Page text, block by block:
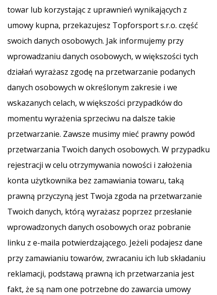
towar lub korzystając z uprawnień wynikających z
umowy kupna, przekazujesz Topforsport s.r.o. część
swoich danych osobowych. Jak informujemy przy
wprowadzaniu danych osobowych, w większości tych
działań wyrażasz zgodę na przetwarzanie podanych
danych osobowych w określonym zakresie i we
wskazanych celach, w większości przypadków do
momentu wyrażenia sprzeciwu na dalsze takie
przetwarzanie. Zawsze musimy mieć prawny powód
przetwarzania Twoich danych osobowych. W przypadku
rejestracji w celu otrzymywania nowości i założenia
konta użytkownika bez zamawiania towaru, taką
prawną przyczyną jest Twoja zgoda na przetwarzanie
Twoich danych, którą wyrażasz poprzez przesłanie
wprowadzonych danych osobowych oraz pobranie
linku z e-maila potwierdzającego. Jeżeli podajesz dane
przy zamawianiu towarów, zwracaniu ich lub składaniu
reklamacji, podstawą prawną ich przetwarzania jest
fakt, że są nam one potrzebne do zawarcia umowy